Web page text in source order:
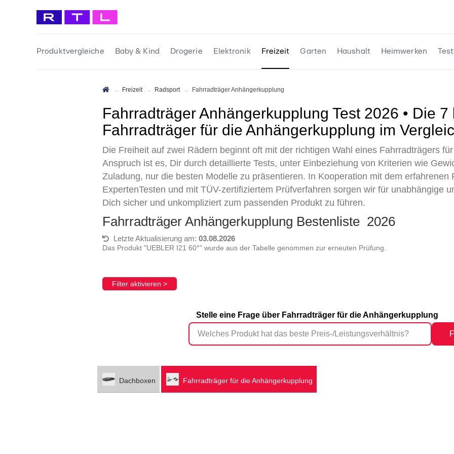
Produktvergleiche Baby & Kind Drogerie Elektronik Freizeit Garten Haushalt Heimwerken
Freizeit Radsport Fahrradträger Anhängerkupplung
Fahrradträger Anhängerkupplung Test 2026 • Die 7 besten
Fahrradträger für die Anhängerkupplung im
Die Freiheit auf zwei Rädern beginnt oft mit der richtigen Wahl eines Fahrradträgers
Anspruch ist es, Dir durch detaillierte Tests, unter Einbeziehung von Kriterien wie
Zuladung, nur die besten Modelle zu präsentieren. In Kooperation mit dem erfahrenen
ExpertenTesten und mit TÜV-zertifiziertem Prüfverfahren sorgen wir für unabhängige
Dich sicher und unkompliziert zum passenden Produkt zu führen.
Fahrradträger Anhängerkupplung Bestenliste 2026
Letzte Aktualisierung am: 03.08.2026
Das Produkt "UEBLER I21 60°" wurde aus der Tabelle genommen zur erneuten Prüfung.
Filter aktivieren >
Stelle eine Frage über Fahrradträger für die Anhängerkupplung
Dachboxen Fahrradträger für die Anhängerkupplung